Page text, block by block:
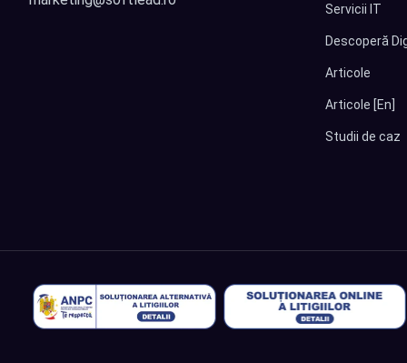
Servicii IT
Descoperă
Articole
Articole [En]
Studii de caz